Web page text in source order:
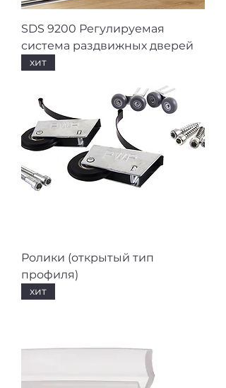
SDS 9200 Регулируемая
система раздвижных дверей
хит
Ролики (открытый тип
профиля)
хит